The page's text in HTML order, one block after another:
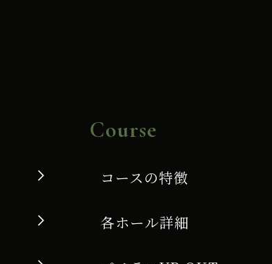
Course
コースの特徴
各ホール詳細